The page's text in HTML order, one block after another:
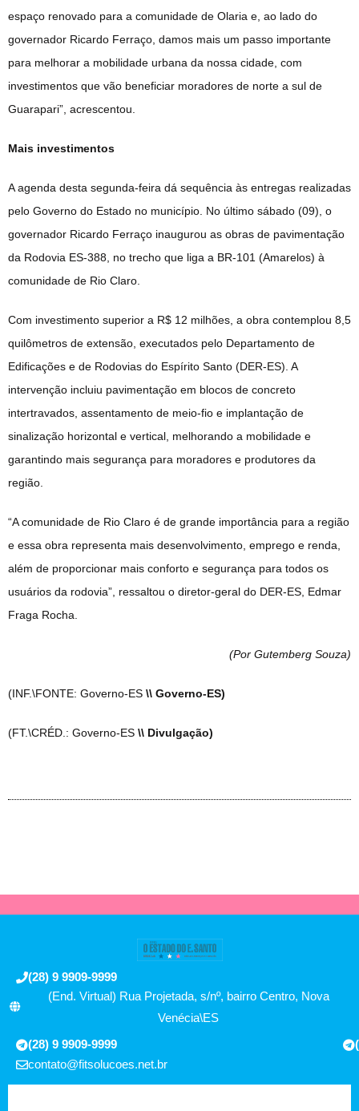
espaço renovado para a comunidade de Olaria e, ao lado do
governador Ricardo Ferraço, damos mais um passo importante
para melhorar a mobilidade urbana da nossa cidade, com
investimentos que vão beneficiar moradores de norte a sul de
Guarapari”, acrescentou.
Mais investimentos
A agenda desta segunda-feira dá sequência às entregas realizadas
pelo Governo do Estado no município. No último sábado (09), o
governador Ricardo Ferraço inaugurou as obras de pavimentação
da Rodovia ES-388, no trecho que liga a BR-101 (Amarelos) à
comunidade de Rio Claro.
Com investimento superior a R$ 12 milhões, a obra contemplou 8,5
quilômetros de extensão, executados pelo Departamento de
Edificações e de Rodovias do Espírito Santo (DER-ES). A
intervenção incluiu pavimentação em blocos de concreto
intertravados, assentamento de meio-fio e implantação de
sinalização horizontal e vertical, melhorando a mobilidade e
garantindo mais segurança para moradores e produtores da
região.
“A comunidade de Rio Claro é de grande importância para a região
e essa obra representa mais desenvolvimento, emprego e renda,
além de proporcionar mais conforto e segurança para todos os
usuários da rodovia”, ressaltou o diretor-geral do DER-ES, Edmar
Fraga Rocha.
(Por Gutemberg Souza)
(INF.\FONTE: Governo-ES \\ Governo-ES)
(FT.\CRÉD.: Governo-ES \\ Divulgação)
(28) 9 9909-9999
(End. Virtual) Rua Projetada, s/nº, bairro Centro, Nova
Venécia\ES
(28) 9 9909-9999
contato@fitsolucoes.net.br